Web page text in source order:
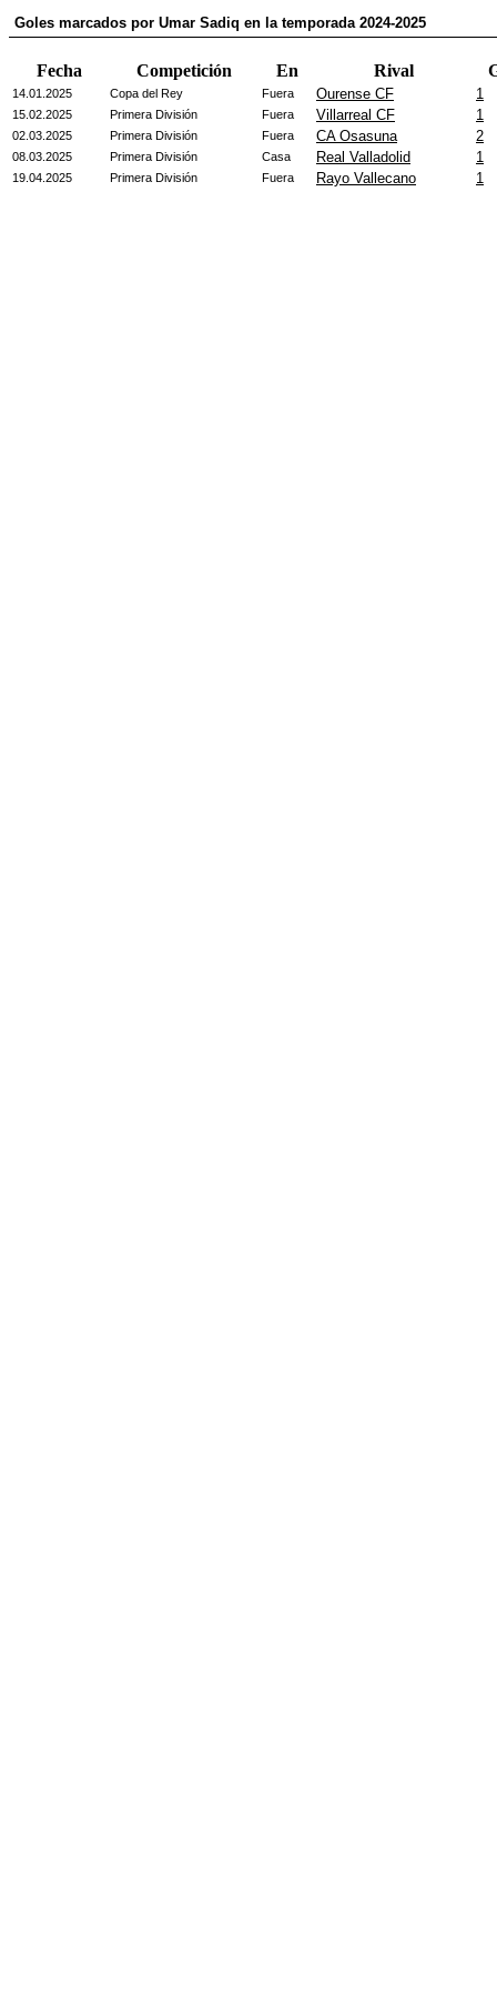
Goles marcados por Umar Sadiq en la temporada 2024-2025
Fecha Competición En Rival
14.01.2025 Copa del Rey Fuera Ourense CF 1
15.02.2025 Primera División Fuera Villarreal CF 1
02.03.2025 Primera División Fuera CA Osasuna 2
08.03.2025 Primera División Casa Real Valladolid 1
19.04.2025 Primera División Fuera Rayo Vallecano 1